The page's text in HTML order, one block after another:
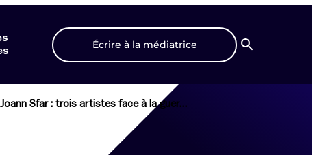
Écrire à la médiatrice
Recherche
Les Midis de Culture avec Valérie Zenatti, Firas Khoury, Joann Sfar : trois artistes face à la guerre Israël-Hamas